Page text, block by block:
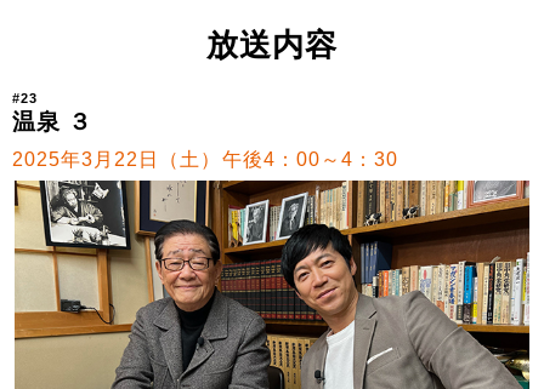
放送内容
#23
温泉 ３
2025年3月22日（土）午後4：00～4：30